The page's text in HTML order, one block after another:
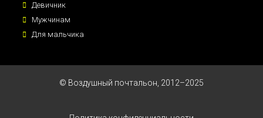
Девичник
Мужчинам
Для мальчика
© Воздушный почтальон, 2012–2025